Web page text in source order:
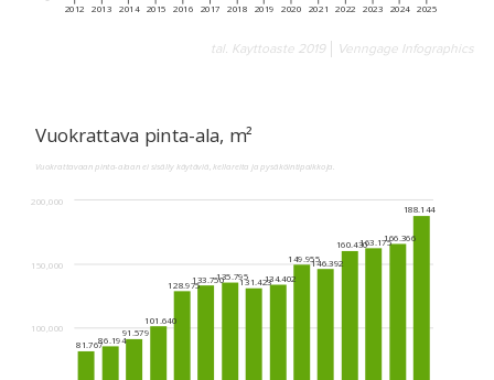
tal. Kayttoaste 2019 Venngage Infographics